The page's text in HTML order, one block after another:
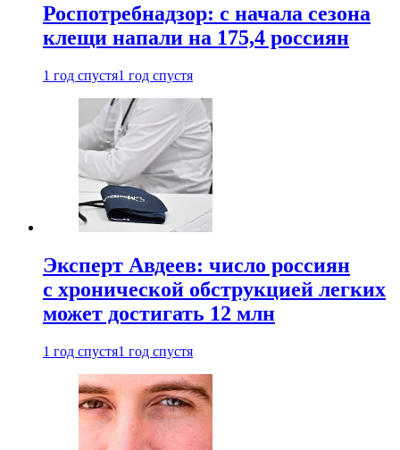
Роспотребнадзор: с начала сезона
клещи напали на 175,4 россиян
1 год спустя1 год спустя
Эксперт Авдеев: число россиян
с хронической обструкцией легких
может достигать 12 млн
1 год спустя1 год спустя